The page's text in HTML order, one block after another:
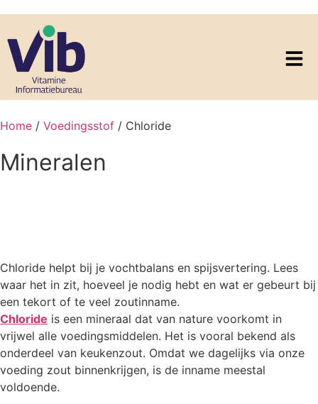
Home / Voedingsstof / Chloride
Mineralen
Chloride helpt bij je vochtbalans en spijsvertering. Lees
waar het in zit, hoeveel je nodig hebt en wat er gebeurt bij
een tekort of te veel zoutinname.
Chloride is een mineraal dat van nature voorkomt in
vrijwel alle voedingsmiddelen. Het is vooral bekend als
onderdeel van keukenzout. Omdat we dagelijks via onze
voeding zout binnenkrijgen, is de inname meestal
voldoende.